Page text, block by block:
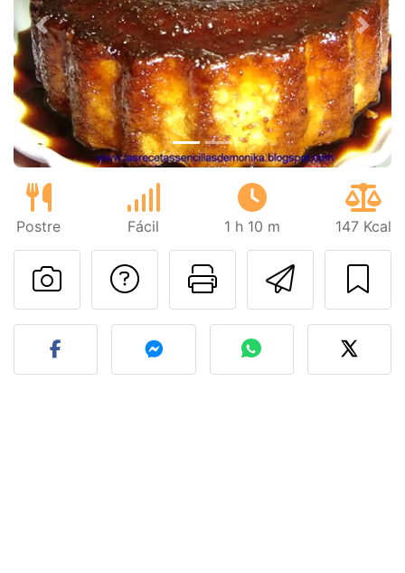
Anterior
Postre Fácil 1 h 10 m 147 Kcal
Imprimir
Preguntar al autor
Publicar la foto de esta